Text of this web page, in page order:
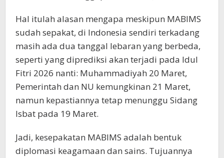
Hal itulah alasan mengapa meskipun MABIMS
sudah sepakat, di Indonesia sendiri terkadang
masih ada dua tanggal lebaran yang berbeda,
seperti yang diprediksi akan terjadi pada Idul
Fitri 2026 nanti: Muhammadiyah 20 Maret,
Pemerintah dan NU kemungkinan 21 Maret,
namun kepastiannya tetap menunggu Sidang
Isbat pada 19 Maret.
Jadi, kesepakatan MABIMS adalah bentuk
diplomasi keagamaan dan sains. Tujuannya